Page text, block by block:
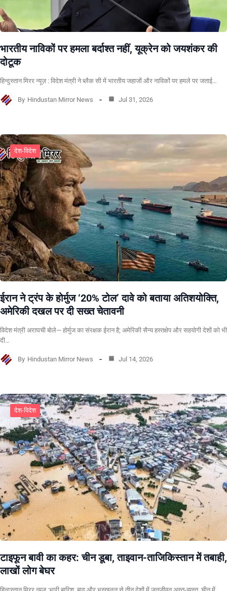
भारतीय नाविकों पर हमला बर्दाश्त नहीं, यूक्रेन को जयशंकर की
दोटूक
हिन्दुस्तान मिरर न्यूज़ : विदेश मंत्री ने ब्लैक सी में भारतीय जहाजों और नाविकों पर हमले पर जताई…
By Hindustan Mirror News Jul 31, 2026
देश-विदेश
ईरान ने ट्रंप के होर्मुज ‘20% टोल’ दावे को बताया अतिशयोक्ति,
अमेरिकी दखल पर दी सख्त चेतावनी
विदेश मंत्री अराघची बोले— होर्मुज का संरक्षक ईरान है; अमेरिकी सैन्य हस्तक्षेप और सहयोगी देशों को भी
दी…
By Hindustan Mirror News Jul 14, 2026
देश-विदेश
टाइफून बावी का कहर: चीन डूबा, ताइवान-ताजिकिस्तान में तबाही,
लाखों लोग बेघर